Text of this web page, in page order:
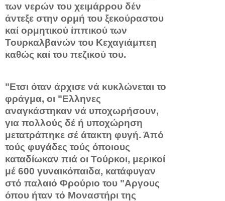
των νερών του χειμάρρου δέν
άντεξε στην ορμή του ξεκούραστου
καί ορμητικού ίππικού των
Τουρκαλβανών του Κεχαγιάμπεη
καθώς καί του πεζικού του.
"Ετσι όταν άρ­χισε νά κυκλώνεται το
φράγμα, οι "Ελληνες
αναγκάστηκαν νά υποχωρήσουν,
για πολλούς δέ ή υποχώρηση
μετατράπηκε σέ ά­τακτη φυγή. Άπό
τούς φυγάδες τούς όποιους
καταδίωκαν πιά oι Τούρκοι, μερικοί
μέ 600 γυναικόπαιδα, κατάφυγαν
στό παλαιό Φρούριο του "Αργους
όπου ήταν τό Μοναστήρι της